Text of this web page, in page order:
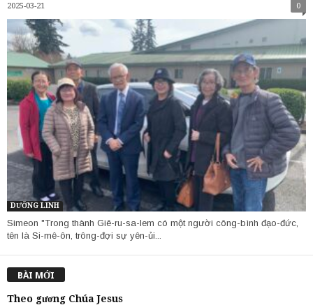
2025-03-21 0
DƯỠNG LINH
Simeon "Trong thành Giê-ru-sa-lem có một người công-bình đạo-đức,
tên là Si-mê-ôn, trông-đợi sự yên-ủi...
BÀI MỚI
Theo gương Chúa Jesus